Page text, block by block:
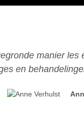
massage gehad
ik me bij haar
Ze past goed